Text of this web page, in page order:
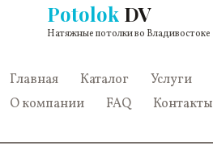
Potolok DV
Натяжные потолки во Владивостоке
Главная Каталог Услуги
О компании
FAQ Контакты